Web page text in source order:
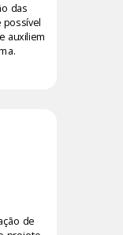
de
das
possível
auxiliem